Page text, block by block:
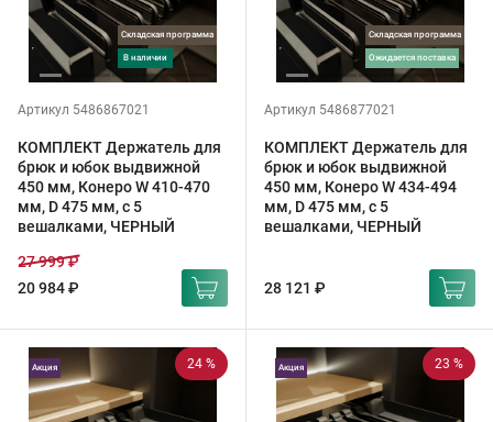
Складская программа
в наличии
Артикул 5486867021
КОМПЛЕКТ Держатель для
брюк и юбок выдвижной
450 мм, Конеро W 410-470
мм, D 475 мм, с 5
вешалками, ЧЕРНЫЙ
20 984 ₽
27 999 ₽
Складская программа
ожидается поставка
Артикул 5486877021
КОМПЛЕКТ Держатель для
брюк и юбок выдвижной
450 мм, Конеро W 434-494
мм, D 475 мм, с 5
вешалками, ЧЕРНЫЙ
28 121 ₽
24 %
Акция 23 %
Акция